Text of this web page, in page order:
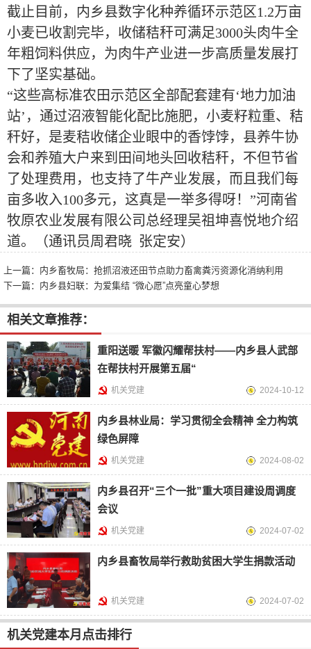
截止目前，内乡县数字化种养循环示范区1.2万亩
小麦已收割完毕，收储秸秆可满足3000头肉牛全
年粗饲料供应，为肉牛产业进一步高质量发展打
下了坚实基础。
“这些高标准农田示范区全部配套建有‘地力加油
站’，通过沼液智能化配比施肥，小麦籽粒重、秸
秆好，是麦秸收储企业眼中的香饽饽，县养牛协
会和养殖大户来到田间地头回收秸秆，不但节省
了处理费用，也支持了牛产业发展，而且我们每
亩多收入100多元，这真是一举多得呀！”河南省
牧原农业发展有限公司总经理吴祖坤喜悦地介绍
道。（通讯员周君晓 张定安）
上一篇： 内乡畜牧局：抢抓沼液还田节点助力畜禽粪污资源化消纳利用
下一篇： 内乡县妇联：为爱集结 “微心愿”点亮童心梦想
相关文章推荐：
重阳送暖 军徽闪耀帮扶村——内乡县人武部
在帮扶村开展第五届“
机关党建 2024-10-12
内乡县林业局：学习贯彻全会精神 全力构筑
绿色屏障
机关党建 2024-08-02
内乡县召开“三个一批”重大项目建设周调度
会议
机关党建 2024-07-02
内乡县畜牧局举行救助贫困大学生捐款活动
机关党建 2024-07-02
机关党建本月点击排行